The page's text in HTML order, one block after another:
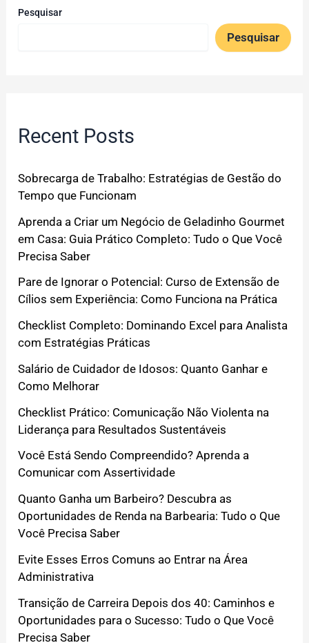
Pesquisar
Pesquisar
Recent Posts
Sobrecarga de Trabalho: Estratégias de Gestão do
Tempo que Funcionam
Aprenda a Criar um Negócio de Geladinho Gourmet
em Casa: Guia Prático Completo: Tudo o Que Você
Precisa Saber
Pare de Ignorar o Potencial: Curso de Extensão de
Cílios sem Experiência: Como Funciona na Prática
Checklist Completo: Dominando Excel para Analista
com Estratégias Práticas
Salário de Cuidador de Idosos: Quanto Ganhar e
Como Melhorar
Checklist Prático: Comunicação Não Violenta na
Liderança para Resultados Sustentáveis
Você Está Sendo Compreendido? Aprenda a
Comunicar com Assertividade
Quanto Ganha um Barbeiro? Descubra as
Oportunidades de Renda na Barbearia: Tudo o Que
Você Precisa Saber
Evite Esses Erros Comuns ao Entrar na Área
Administrativa
Transição de Carreira Depois dos 40: Caminhos e
Oportunidades para o Sucesso: Tudo o Que Você
Precisa Saber